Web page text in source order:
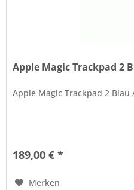
Apple Magic Trackpad 2
Apple Magic Trackpad 2 Blau
189,00 € *
Merken